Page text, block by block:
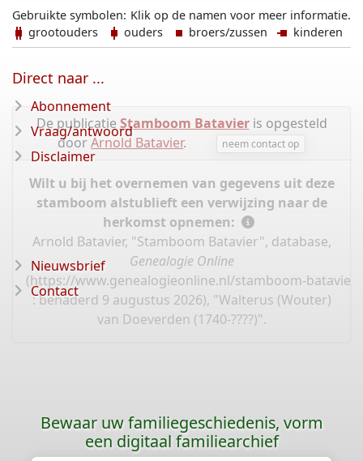
Klik op de namen voor meer informatie.
Gebruikte symbolen:
grootouders
ouders broers/zussen kinderen
De publicatie Stamboom Batavieris opgesteld
doorArnold Batavier. neem contact op
Wilt u bij het overnemen van gegevens uit deze
stamboom alstublieft een verwijzing naar de
herkomst opnemen:
Arnold Batavier, "Stamboom Batavier", database,
Genealogie Online
(https://www.genealogieonline.nl/stamboom-
: benaderd 9 augustus 2026), "Walterus (Wouter)
van Doeverden (1740-????)".
Direct naar ...
Abonnement
Vraag/antwoord
Disclaimer
Nieuwsbrief
Contact
Bewaar uw familiegeschiedenis, vorm
een digitaal familiearchief